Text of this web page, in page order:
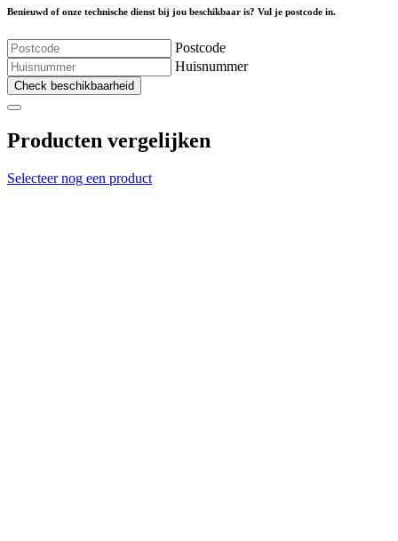
Benieuwd of onze technische dienst bij jou beschikbaar is? Vul je postcode in.
Postcode
Huisnummer
Check beschikbaarheid
Producten vergelijken
Selecteer nog een product